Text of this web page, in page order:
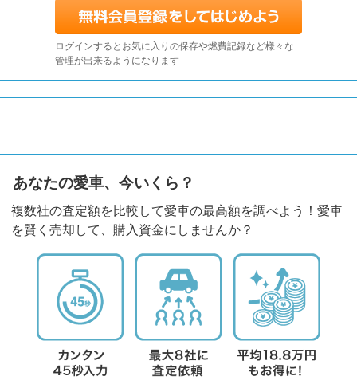
ログインするとお気に入りの保存や燃費記録など様々な
管理が出来るようになります
あなたの愛車、今いくら？
複数社の査定額を比較して愛車の最高額を調べよう！愛車
を賢く売却して、購入資金にしませんか？